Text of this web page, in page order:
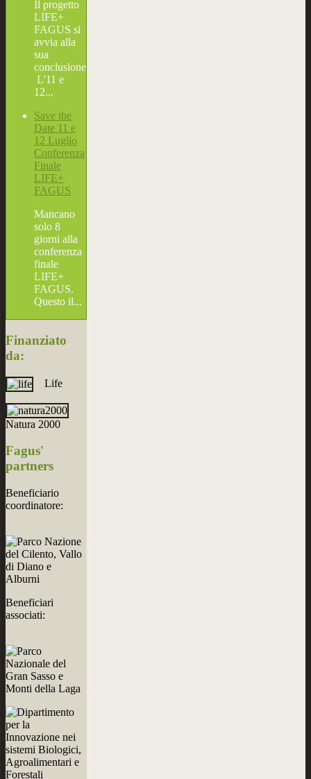
Il progetto
LIFE+
FAGUS si
avvia alla
sua
conclusione.
L'11 e
12...
Save the
Date 11 e
12 Luglio
Conferenza
Finale
LIFE+
FAGUS
Mancano
solo 8
giorni alla
conferenza
finale
LIFE+
FAGUS.
Questo il...
Finanziato
da:
Life
Natura 2000
Fagus'
partners
Beneficiario
coordinatore:
Beneficiari
associati: